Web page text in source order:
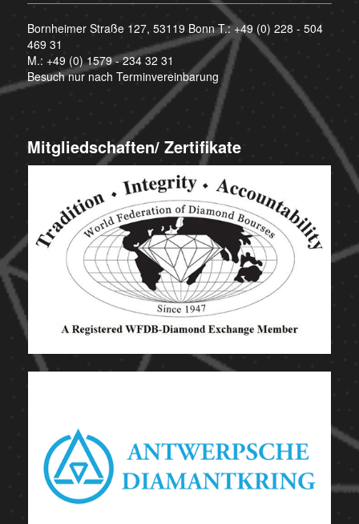
Bornheimer Straße 127, 53119 Bonn T.:+49 (0) 228 - 504
469 31
M.: +49 (0) 1579 - 234 32 31
Besuch nur nach Terminvereinbarung
Mitgliedschaften/ Zertifikate